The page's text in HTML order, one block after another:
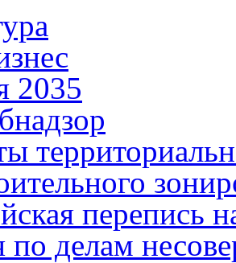
2035
перепись
по делам